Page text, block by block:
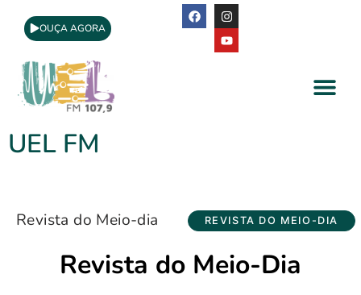
OUÇA AGORA
UEL FM
Revista do Meio-dia REVISTA DO MEIO-DIA
Revista do Meio-Dia